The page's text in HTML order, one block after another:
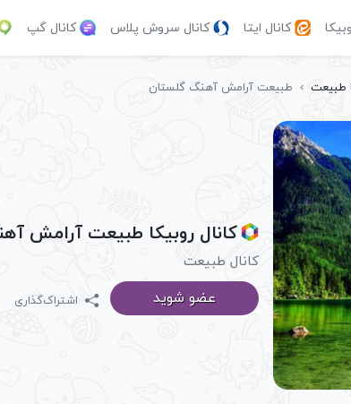
کانال ایتا کانال سروش پلاس کانال گپ
طبیعت › طبیعت آرامش آهنگ گلستان
کانال روبیکا طبیعت آرامش
کانال طبیعت
عضو شوید
اشتراک‌گذاری